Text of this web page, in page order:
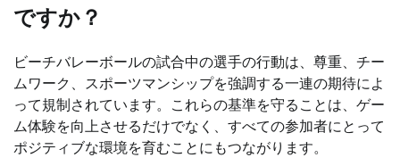
ですか？
ビーチバレーボールの試合中の選手の行動は、尊重、チー
ムワーク、スポーツマンシップを強調する一連の期待によ
って規制されています。これらの基準を守ることは、ゲー
ム体験を向上させるだけでなく、すべての参加者にとって
ポジティブな環境を育むことにもつながります。